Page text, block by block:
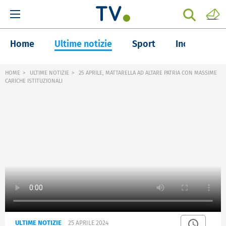
Home Ultime notizie Sport Inchieste
HOME ULTIME NOTIZIE
25 APRILE, MATTARELLA AD ALTARE PATRIA CON MASSIME
CARICHE ISTITUZIONALI
ULTIME NOTIZIE 25 APRILE 2024